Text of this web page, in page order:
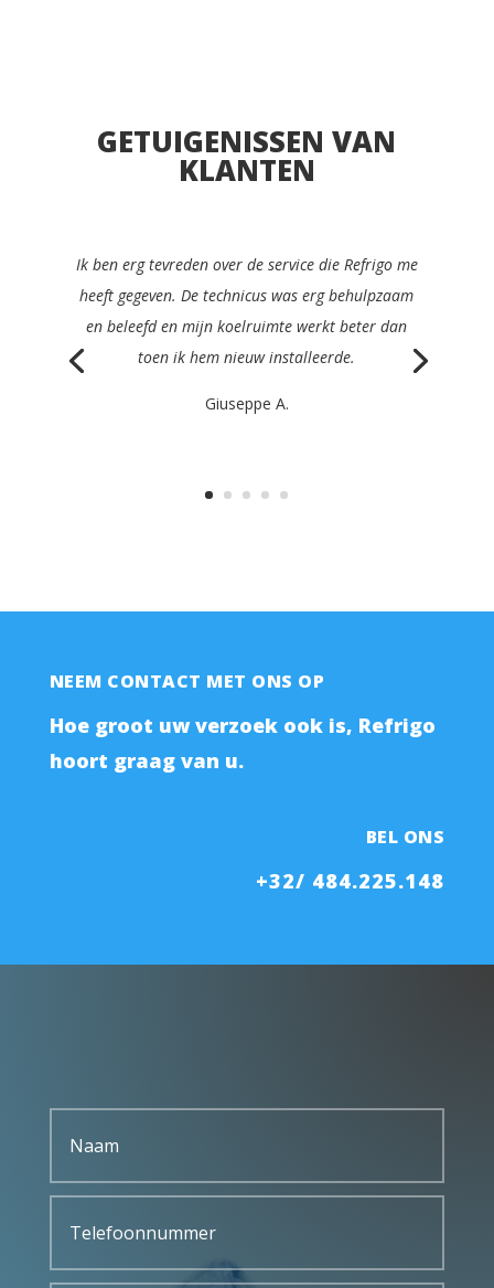
GETUIGENISSEN VAN
KLANTEN
Ik zou Refrigo met plezier aanbevelen aan elke
manager in de cateringsector. Ze waren snel,
duidelijk, efficiënt en erg vriendelijk en
repareerden mijn machine nog dezelfde dag.
Philippe K.
NEEM CONTACT MET ONS OP
Hoe groot uw verzoek ook is, Refrigo
hoort graag van u.
BEL ONS
+32/ 484.225.148